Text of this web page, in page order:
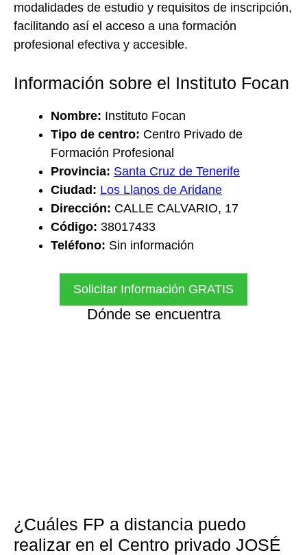
modalidades de estudio y requisitos de inscripción,
facilitando así el acceso a una formación
profesional efectiva y accesible.
Información sobre el Instituto Focan
Nombre: Instituto Focan
Tipo de centro: Centro Privado de
Formación Profesional
Provincia: Santa Cruz de Tenerife
Ciudad: Los Llanos de Aridane
Dirección: CALLE CALVARIO, 17
Código: 38017433
Teléfono: Sin información
Solicitar Información GRATIS
Dónde se encuentra
¿Cuáles FP a distancia puedo
realizar en el Centro privado JOSÉ